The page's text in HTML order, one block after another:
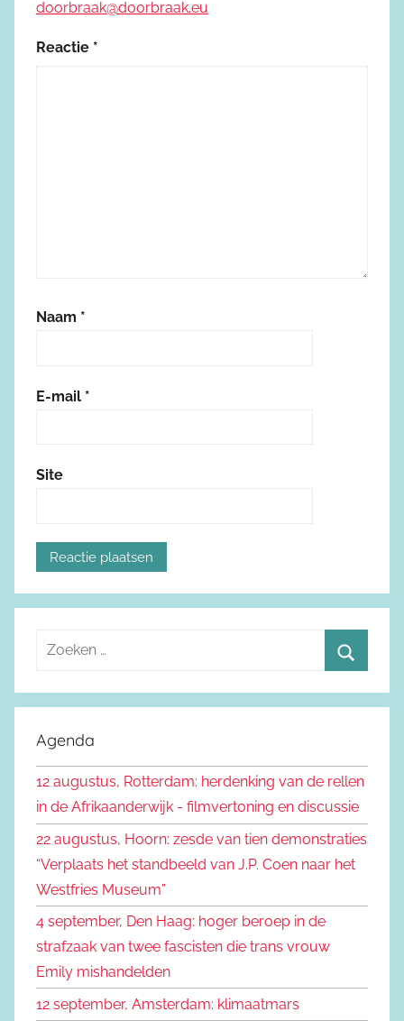
doorbraak@doorbraak.eu
Reactie *
Naam *
E-mail *
Site
e
e
n
a
:
o
e
n
Agenda
12 augustus, Rotterdam: herdenking van de rellen
in de Afrikaanderwijk - filmvertoning en discussie
22 augustus, Hoorn: zesde van tien demonstraties
“Verplaats het standbeeld van J.P. Coen naar het
Westfries Museum”
4 september, Den Haag: hoger beroep in de
strafzaak van twee fascisten die trans vrouw
Emily mishandelden
12 september, Amsterdam: klimaatmars